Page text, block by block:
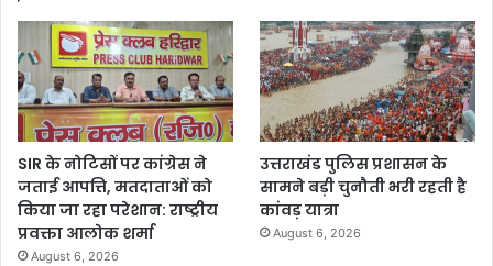
SIR के नोटिसों पर कांग्रेस ने
जताई आपत्ति, मतदाताओं को
किया जा रहा परेशान: राष्ट्रीय
प्रवक्ता आलोक शर्मा
August 6, 2026
उत्तराखंड पुलिस प्रशासन के
सामने बड़ी चुनौती भरी रहती है
कांवड़ यात्रा
August 6, 2026